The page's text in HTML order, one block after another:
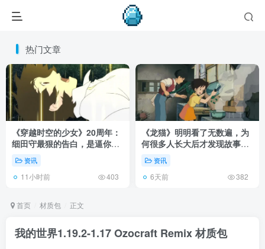
热门文章
《穿越时空的少女》20周年：
细田守最狠的告白，是逼你承
认有些夏天回不去了！
资讯
11小时前 403
《龙猫》明明看了无数遍，为
何很多人长大后才发现故事根
本不在 1988 年！
资讯
6天前 382
首页 材质包 正文
我的世界1.19.2-1.17 Ozocraft Remix 材质包